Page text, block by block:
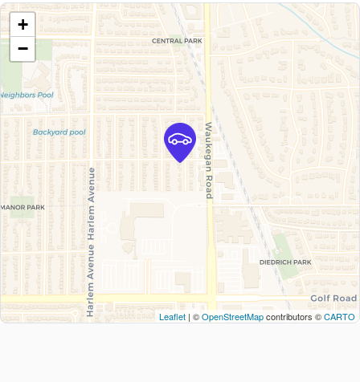
+
−
Leaflet | ©OpenStreetMapcontributors ©CARTO